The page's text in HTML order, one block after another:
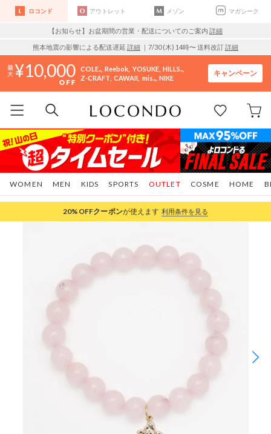
ロコンド アウトレット メゾン マガシーク
【お知らせ】お盆期間の営業・配送についてのご案内 詳細
熊本地震の影響による配送遅延 詳細 ｜7/30 (木) 14時〜 送料改訂詳細
10,000 COLE.. Reebok YOSUKE HILLS..
Z-CRAFT CAWAII mis.. NIKE
キャンペーン
WOMEN MEN KIDS SPORTS COSME HOME
OUTLET
20%OFFクーポンが使えます 利用条件を見る